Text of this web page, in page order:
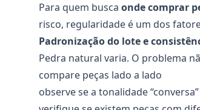
Para quem busca onde comprar
risco, regularidade é um dos
Padronização do lote e
Pedra natural varia. O problema
compare peças lado a lado
observe se a tonalidade